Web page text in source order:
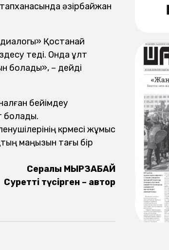
әзірбайжан
Қостанай
өтеді. Онда ұлт
болады», – дейді
бейімдеу
болады.
көрмесі жұмыс
маңызын тағы бір
Сералы МЫРЗАБАЙ
Суретті түсірген – автор